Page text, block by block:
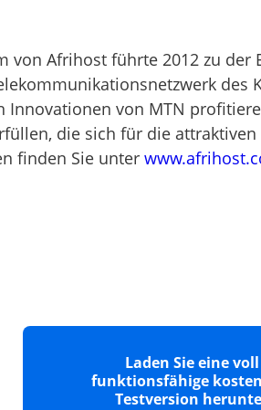
Afrihost führte 2012 zu
des
von MTN
die sich für die
finden Sie unter
Laden Sie eine voll
funktionsfähige
Testversion